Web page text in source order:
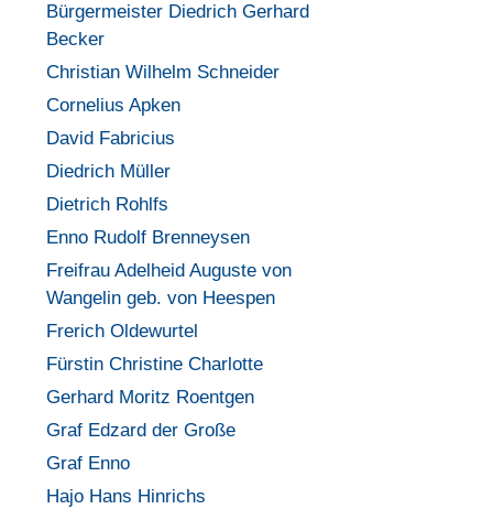
Bürgermeister Diedrich Gerhard
Becker
Christian Wilhelm Schneider
Cornelius Apken
David Fabricius
Diedrich Müller
Dietrich Rohlfs
Enno Rudolf Brenneysen
Freifrau Adelheid Auguste von
Wangelin geb. von Heespen
Frerich Oldewurtel
Fürstin Christine Charlotte
Gerhard Moritz Roentgen
Graf Edzard der Große
Graf Enno
Hajo Hans Hinrichs